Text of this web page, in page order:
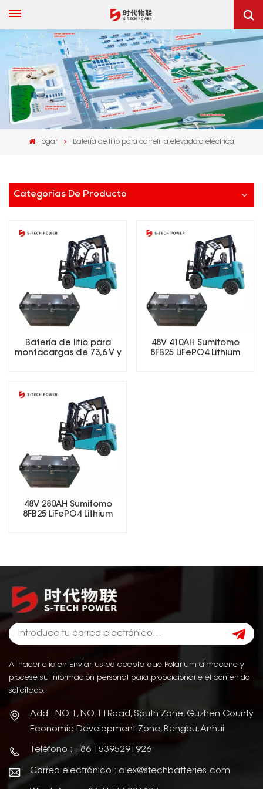
Hogar Batería de litio para carretilla elevadora eléctrica
Categorías De Producto
Batería de litio para
montacargas de 73,6 V y
batería LiFePO4.
48V 410AH Sumitomo
8FB25 LiFePO4 Lithium
48V 280AH Sumitomo
8FB25 LiFePO4 Lithium
Al hacer clic en Enviar, usted acepta que Polarium almacene y
procese su información personal para proporcionarle el contenido
solicitado.
Add : NO.1, NO.11Road, South Zone, Guzhen County
Economic Development Zone, Bengbu, Anhui
Teléfono : +86 15395291926
Correo electrónico : alex@stechbatteries.com